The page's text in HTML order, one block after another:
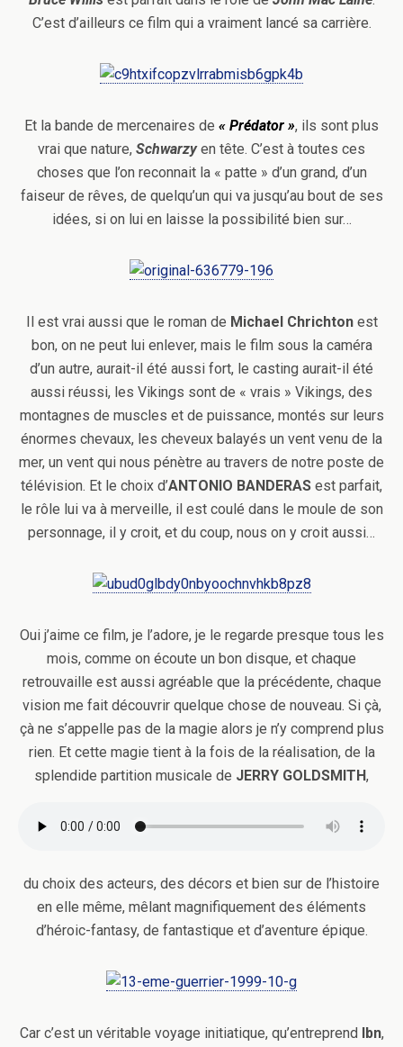
C’est d’ailleurs ce film qui a vraiment lancé sa carrière.
Et la bande de mercenaires de « Prédator », ils sont plus
vrai que nature, Schwarzy en tête. C’est à toutes ces
choses que l’on reconnait la « patte » d’un grand, d’un
faiseur de rêves, de quelqu’un qui va jusqu’au bout de ses
idées, si on lui en laisse la possibilité bien sur…
Il est vrai aussi que le roman de Michael Chrichtonest
bon, on ne peut lui enlever, mais le film sous la caméra
d’un autre, aurait-il été aussi fort, le casting aurait-il été
aussi réussi, les Vikings sont de « vrais » Vikings, des
montagnes de muscles et de puissance, montés sur leurs
énormes chevaux, les cheveux balayés un vent venu de la
mer, un vent qui nous pénètre au travers de notre poste de
télévision. Et le choix d’ANTONIO BANDERAS est parfait,
le rôle lui va à merveille, il est coulé dans le moule de son
personnage, il y croit, et du coup, nous on y croit aussi…
Oui j’aime ce film, je l’adore, je le regarde presque tous les
mois, comme on écoute un bon disque, et chaque
retrouvaille est aussi agréable que la précédente, chaque
vision me fait découvrir quelque chose de nouveau. Si çà,
çà ne s’appelle pas de la magie alors je n’y comprend plus
rien. Et cette magie tient à la fois de la réalisation, de la
splendide partition musicale de JERRY GOLDSMITH,
du choix des acteurs, des décors et bien sur de l’histoire
en elle même, mêlant magnifiquement des éléments
d’héroic-fantasy, de fantastique et d’aventure épique.
Car c’est un véritable voyage initiatique, qu’entreprend Ibn,